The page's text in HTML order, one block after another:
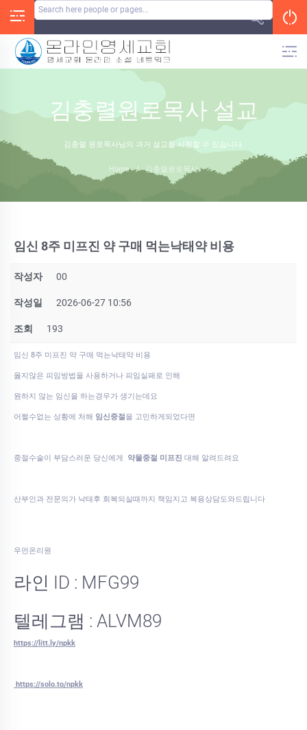
김충렬원로목사 설교
김충렬 원로목사님의 과거 설교를 시청할 수 있습니다.
Home / 김충렬원로목사
임신 8주 미프진 약 구매 먹는낙­태약 비용
작성자 00
작성일 2026-06-27 10:56
조회 193
임신 8주 미프진 약 구매 먹는낙­태약 비용
옳지않은 피임방법을 사용하거나 피임실패로 인해
원하지 않는 임신을 하는경우가 생기는데요
어쩔수없는 상황에 처해 임신중절을 고민하게되었다면
중절수술이 부담스러운 당신에게 약물중절 미프진 대해 알려드려요
산부인과 전문의가 낙태후 회복되실때까지 책임지고 복용상담도와드립니다
우먼온리원
라인 ID : MFG99
텔레그램 : ALVM89
https://litt.ly/npkk
https://solo.to/npkk